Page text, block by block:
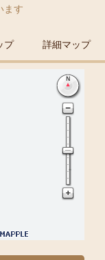
ます
プ 詳細マップ